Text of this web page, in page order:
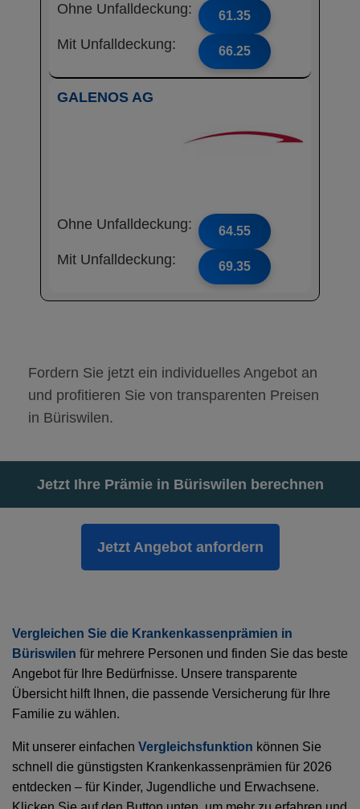
Ohne Unfalldeckung: 61.35
Mit Unfalldeckung: 66.25
GALENOS AG
Ohne Unfalldeckung: 64.55
Mit Unfalldeckung: 69.35
Fordern Sie jetzt ein individuelles Angebot an
und profitieren Sie von transparenten Preisen
in Büriswilen.
Jetzt Ihre Prämie in Büriswilen berechnen
Jetzt Angebot anfordern
Vergleichen Sie die Krankenkassenprämien in
Büriswilen für mehrere Personen und finden Sie das beste
Angebot für Ihre Bedürfnisse. Unsere transparente
Übersicht hilft Ihnen, die passende Versicherung für Ihre
Familie zu wählen.
Mit unserer einfachen Vergleichsfunktion können Sie
schnell die günstigsten Krankenkassenprämien für 2026
entdecken – für Kinder, Jugendliche und Erwachsene.